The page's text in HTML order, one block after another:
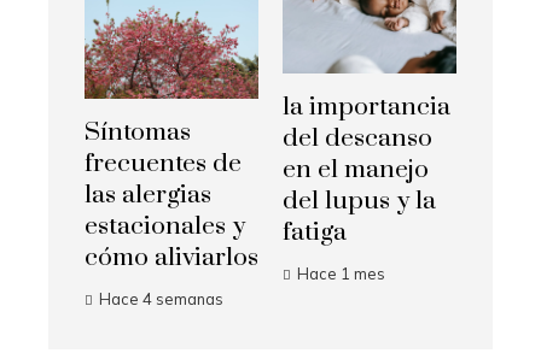
Síntomas
frecuentes de
las alergias
estacionales y
cómo aliviarlos
Hace 4 semanas
la importancia
del descanso
en el manejo
del lupus y la
fatiga
Hace 1 mes